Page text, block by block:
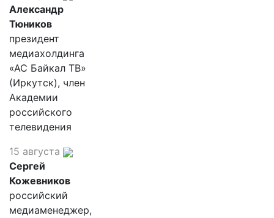
Александр
Тюников
президент
медиахолдинга
«АС Байкал ТВ»
(Иркутск), член
Академии
российского
телевидения
15 августа
Сергей
Кожевников
российский
медиаменеджер,